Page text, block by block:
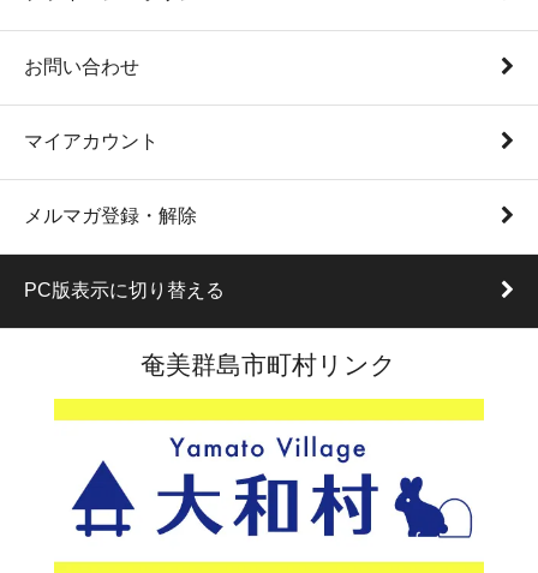
お問い合わせ
マイアカウント
メルマガ登録・解除
PC版表示に切り替える
奄美群島市町村リンク